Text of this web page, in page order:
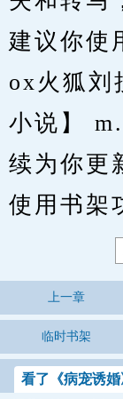
建议你
ox火狐刘
小说】
续为你更
使用书架
上一章
临时书架
看了《病宠诱